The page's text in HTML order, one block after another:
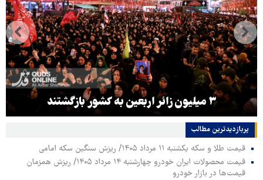
۳ میلیون زائر اربعین به کشور بازگشتند
پربازدیدترین‌ مطالب
قیمت طلا و سکه یکشنبه ۱۱ مرداد ۱۴۰۵/ ریزش سنگین سکه امامی
قیمت محصولات ایران خودرو چهارشنبه ۱۴ مرداد ۱۴۰۵/ ریزش همزمان
قیمت‌ها در بازار خودرو